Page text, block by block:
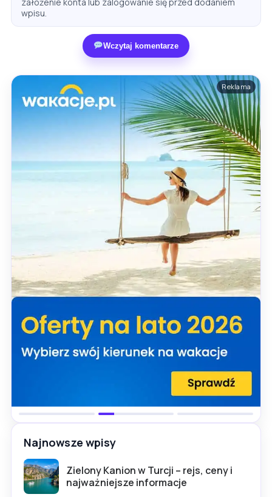
wpisu.
Wczytaj komentarze
Reklama
Najnowsze wpisy
Zielony Kanion w Turcji – rejs, ceny i
najważniejsze informacje